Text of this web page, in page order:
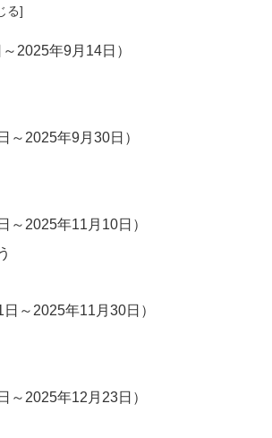
2025年9月14日）
～2025年9月30日）
～2025年11月10日）
～2025年11月30日）
～2025年12月23日）